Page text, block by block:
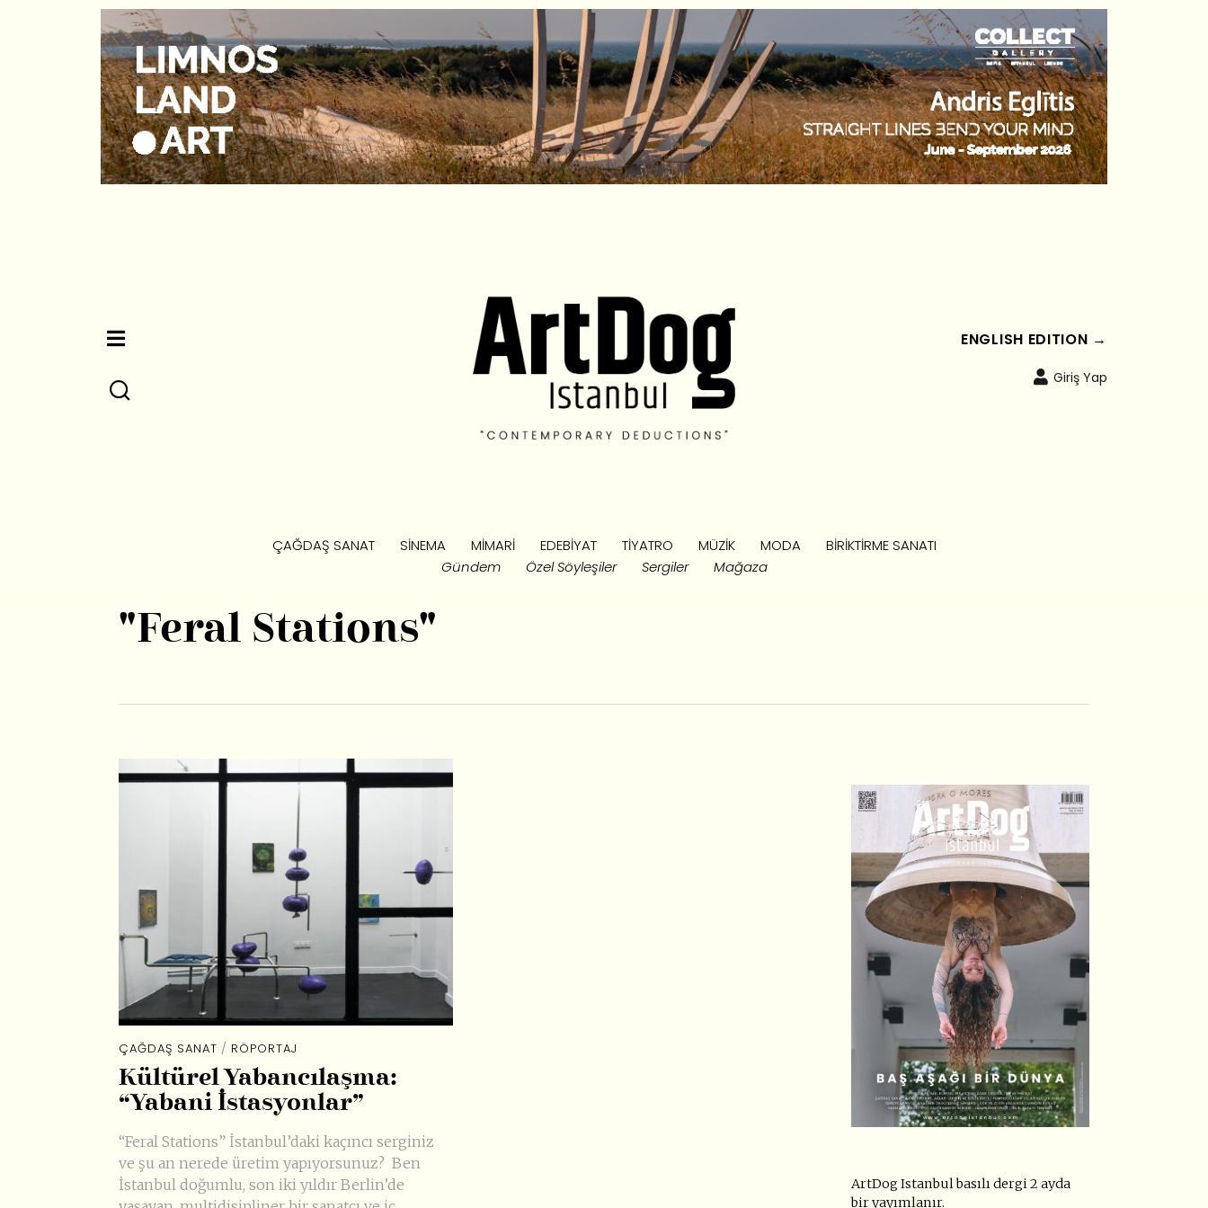
ENGLISH EDITION →
Giriş Yap
ÇAĞDAŞ SANAT SINEMA MIMARI EDEBIYAT TIYATRO MÜZIK MODA
BIRIKTIRME SANATI
Gündem
Özel Söyleşiler Sergiler Mağaza
"Feral Stations"
ÇAĞDAŞ SANAT / RÖPORTAJ
Kültürel Yabancılaşma:
“Yabani İstasyonlar”
“Feral Stations” İstanbul’daki kaçıncı serginiz
ve şu an nerede üretim yapıyorsunuz? Ben
İstanbul doğumlu, son iki yıldır Berlin’de
ArtDog Istanbul basılı dergi 2 ayda
bir yayımlanır.